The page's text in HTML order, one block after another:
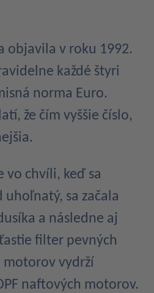
objavila v roku 1992.
každé štyri
norma Euro.
že čím vyššie číslo,
vo chvíli, keď sa
sa začala
a následne aj
filter pevných
motorov vydrží
naftových motorov.